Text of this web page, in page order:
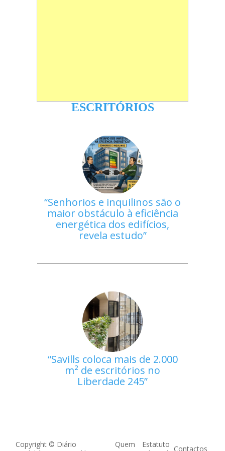
ESCRITÓRIOS
Senhorios e inquilinos são o
maior obstáculo à eficiência
energética dos edifícios,
revela estudo
Savills coloca mais de 2.000
m² de escritórios no
Liberdade 245
Copyright © Diário
Quem
Estatuto Contactos